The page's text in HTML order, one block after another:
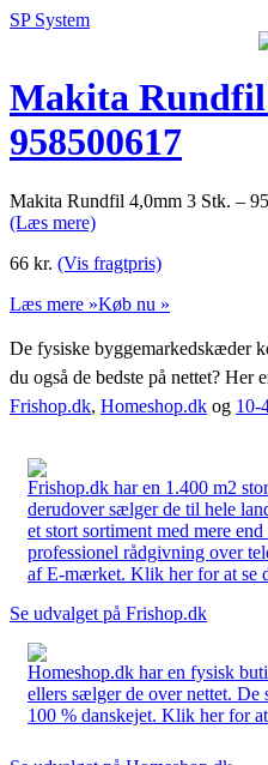
SP System
Makita Rundfil
958500617
Makita Rundfil 4,0mm 3 Stk. –
(Læs mere)
66 kr. (Vis fragtpris)
Læs mere »Køb nu »
De fysiske byggemarkedskæder
du også de bedste på nettet? Her
Frishop.dk, Homeshop.dk og 10-
Frishop.dk har en 1.400 m2
derudover sælger de til hele
et stort sortiment med mere
professionel rådgivning over
af E-mærket. Klik her for at se
Se udvalget på Frishop.dk
Homeshop.dk har en fysisk
ellers sælger de over nettet. De
100 % danskejet. Klik her for